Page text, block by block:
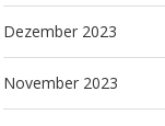
Dezember 2023
November 2023